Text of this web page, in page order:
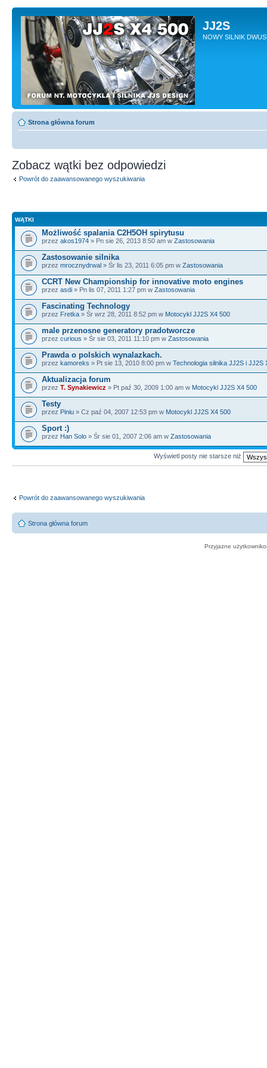
JJ2S
NOWY SILNIK
Strona główna forum
Zobacz wątki bez odpowiedzi
Powrót do zaawansowanego wyszukiwania
WĄTKI
Możliwość spalania C2H5OH spirytusu
przez akos1974 » Pn sie 26, 2013 8:50 am w Zastosowania
Zastosowanie silnika
przez mrocznydrwal » Śr lis 23, 2011 6:05 pm w Zastosowania
CCRT New Championship for innovative moto engines
przez asdi » Pn lis 07, 2011 1:27 pm w Zastosowania
Fascinating Technology
przez Fretka » Śr wrz 28, 2011 8:52 pm w Motocykl JJ2S X4 500
male przenosne generatory pradotworcze
przez curious » Śr sie 03, 2011 11:10 pm w Zastosowania
Prawda o polskich wynalazkach.
przez kamoreks » Pt sie 13, 2010 8:00 pm w Technologia silnika JJ2S i JJ2S
Aktualizacja forum
przez T. Synakiewicz » Pt paź 30, 2009 1:00 am w Motocykl JJ2S X4 500
Testy
przez Piniu » Cz paź 04, 2007 12:53 pm w Motocykl JJ2S X4 500
Sport :)
przez Han Solo » Śr sie 01, 2007 2:06 am w Zastosowania
Wyświetl posty nie starsze niż
Powrót do zaawansowanego wyszukiwania
Strona główna forum
Przyjazne